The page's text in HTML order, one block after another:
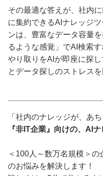
その最適な答えが、社内
に集約できるAIナレッジ
ンは、豊富なデータ容量
るような感覚」でAI検索
やり取りをAIが即座に探
とデータ探しのストレス
「社内のナレッジが、あ
『非IT企業』向けの、AI
＜100人～数万名規模＞
のお悩みを解決します！